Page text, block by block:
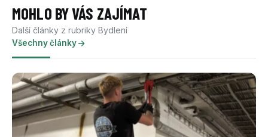
MOHLO BY VÁS ZAJÍMAT
Další články z rubriky Bydlení
Všechny články